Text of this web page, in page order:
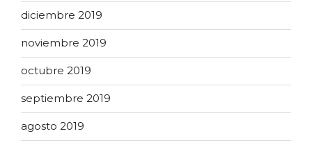
diciembre 2019
noviembre 2019
octubre 2019
septiembre 2019
agosto 2019